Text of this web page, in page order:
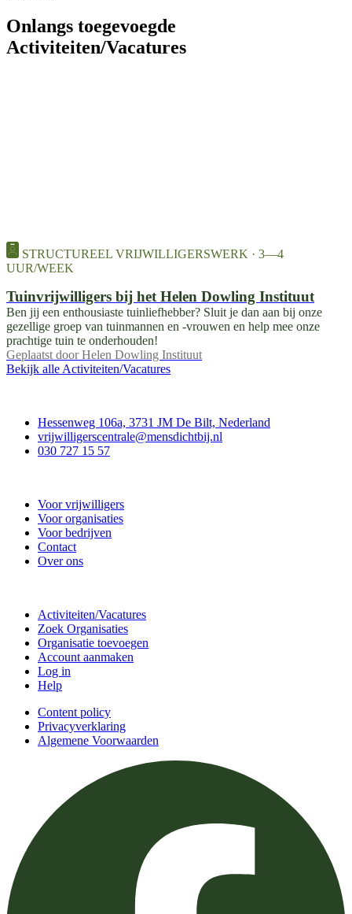
Onlangs toegevoegde
Activiteiten/Vacatures
STRUCTUREEL VRIJWILLIGERSWERK · 3—4
UUR/WEEK
Tuinvrijwilligers bij het Helen Dowling Instituut
Ben jij een enthousiaste tuinliefhebber? Sluit je dan aan bij onze
gezellige groep van tuinmannen en -vrouwen en help mee onze
prachtige tuin te onderhouden!
Geplaatst door Helen Dowling Instituut
Bekijk alle Activiteiten/Vacatures
Hessenweg 106a, 3731 JM De Bilt, Nederland
vrijwilligerscentrale@mensdichtbij.nl
030 727 15 57
Voor vrijwilligers
Voor organisaties
Voor bedrijven
Contact
Over ons
Activiteiten/Vacatures
Zoek Organisaties
Organisatie toevoegen
Account aanmaken
Log in
Help
Content policy
Privacyverklaring
Algemene Voorwaarden